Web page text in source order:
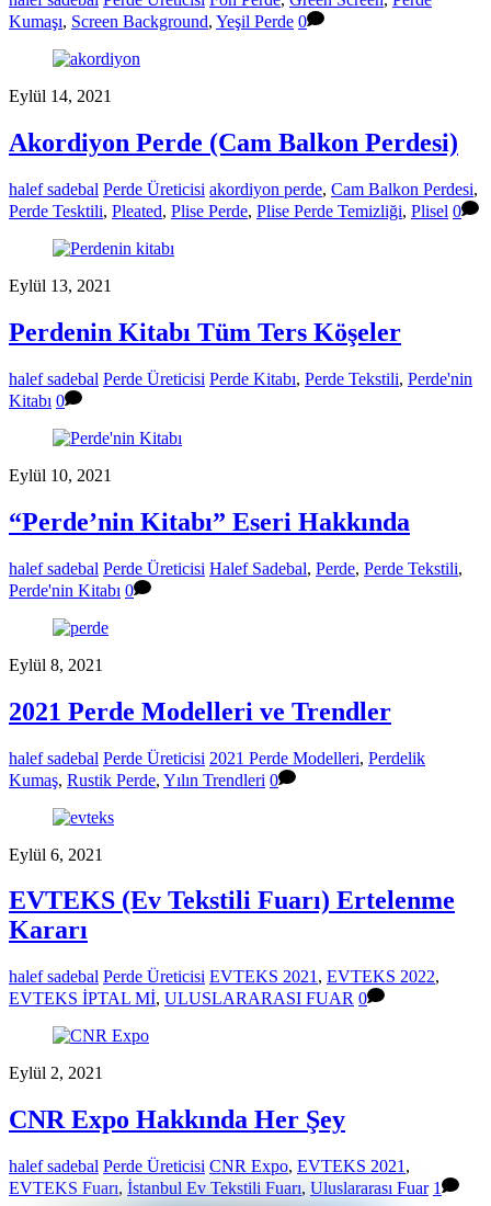
Kumaşı, Screen Background, Yeşil Perde 0
Eylül 14, 2021
Akordiyon Perde (Cam Balkon Perdesi)
halef sadebal Perde Üreticisi akordiyon perde, Cam Balkon Perdesi,
Perde Tesktili, Pleated, Plise Perde, Plise Perde Temizliği, Plisel 0
Eylül 13, 2021
Perdenin Kitabı Tüm Ters Köşeler
halef sadebal Perde Üreticisi Perde Kitabı, Perde Tekstili, Perde'nin
Kitabı 0
Eylül 10, 2021
“Perde’nin Kitabı” Eseri Hakkında
halef sadebal Perde Üreticisi Halef Sadebal, Perde, Perde Tekstili,
Perde'nin Kitabı 0
Eylül 8, 2021
2021 Perde Modelleri ve Trendler
halef sadebal Perde Üreticisi 2021 Perde Modelleri, Perdelik
Kumaş, Rustik Perde, Yılın Trendleri 0
Eylül 6, 2021
EVTEKS (Ev Tekstili Fuarı) Ertelenme
Kararı
halef sadebal Perde Üreticisi EVTEKS 2021 , EVTEKS 2022,
EVTEKS İPTAL Mİ, ULUSLARARASI FUAR 0
Eylül 2, 2021
CNR Expo Hakkında Her Şey
halef sadebal Perde Üreticisi CNR Expo, EVTEKS 2021 ,
EVTEKS Fuarı, İstanbul Ev Tekstili Fuarı, Uluslararası Fuar 1